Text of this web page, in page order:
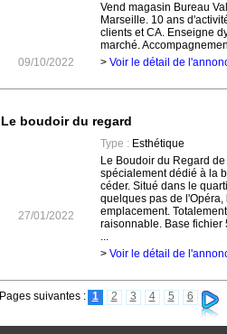
09/10/2022
Vend magasin Bureau
Marseille. 10 ans
clients et CA. Enseigne
marché.
> Voir le détail de
Le boudoir du regard
27/01/2022
Type :Esthétique
Le Boudoir du Regard
spécialement dédié à la
céder. Situé dans le
quelques pas de l'Opéra,
emplacement.
raisonnable. Base fichier
...
> Voir le détail de
Pages suivantes : 1 2 3 4 5 6